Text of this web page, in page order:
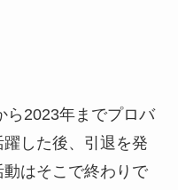
ら2023年までプロバ
した後、引退を発
はそこで終わりで